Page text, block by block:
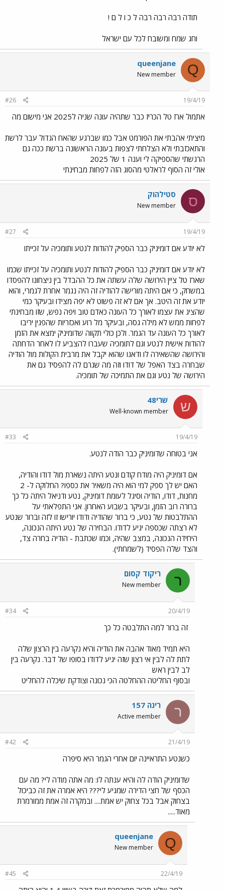
תודה רבה רבה רבה ל כ ו ל ם !
וחג שמח ומשובח לכל עם ישראל
Q
queenjane
New member
19/4/19
#26
אתמול ארז טל הכריז כבר שתהיה עונה שניה ל2025 אני מישום מה
מיציתי אהבתי את הפורמט אבל כמו שברגע שהאח הגדול עבר לרשת
והתאכזבתי ולא הצלחתי לצפות בעונה הראשונה ברשת ככה גם
הרגשתי שהספיקה לי וענה 1 של 2025
אולי זה הסוף לראלטי מהסוג הזה לפחות מבחינתי
ס סטילהוק
New member
19/4/19
#27
לא יודע אם דומיניק כבר הספיק להודות לנטע ותומכיה על זכייתו
לא יודע אם דומיניק כבר הספיק להודות לנטע ותומכיה על זכייתו שכמו
שארז טל ציין הירושה שלה עשתה את כל ההבדל בין ניצחונו להפסדו
במשחק, כי אם היתה מורישה להודיה זה היה נגמר אחרת לגמרי, והוא
יודע את זה היטב. אך אם לא זה פשוט לא יפה מצידו ובעיקר כמי
שהציג את עצמו לאורך כל העונה כאדם טוב ויפה נפש, שזו מבחינתי
לפחות ממש לא מילה גסה, ובעיקר מל רוע ואכזריות שהפגין יריבו
לאורך כל העונה עד הגמר. ולכן כולי תקווה שדומיניק ימצא את הזמן
להודות אישית לנטע וגם לתומכיה שעברו להצביע לו לאחר הדחתה
והירושה שהשאירה לו ודאגו שהוא יקבל את מרבית הקולות מול הודיה
שבחרה בצד האפל של דודו וזה מה שגרם לה להפסיד גם את
הירושה של נטע וגם את התמיכה של תומכיה.
ש שרי48
Well-known member
19/4/19
#33
אני בטוחה שדומיניק כבר הודה לנטע.
אם דומיניק היה מודח קודם ונטע היתה נשארת מול דודו והודיה,
האם יש לך ספק למי הוא היה משאיר את כספו? החלוקה ל- 2
מחנות, דודו, הודיה וסיגל לעומת דומיניק, נטע ודניאל היתה כל כך
ברורה רוב הזמן, ובעיקר בשבוע האחרון. אני התפלאתי על
ההתלבטות של נטע, כי ברור שהודיה ודודו יורישו זו לזה וברור שנטע
לא רצתה שכספה יגיע לדודו. הבחירה של נטע היתה הנכונה,
היחידה הנכונה, במצב שהיה, וכמו שכתבת - הודיה בחרה צד,
והצד שלה הפסיד (לשמחתי).
ר ריקוד קסום
New member
20/4/19
#34
זה ברור למה התלבטה כל כך
היא תמיד מאוד אהבה את הודיה והיא נקרעה בין הרצון שלה
לתת לה לבין אי רצון שזה יגיע לדודו בסופו של דבר. נקרעה בין
לב לבין ראש
ובסוף החליטה ההחלטה הכי נכונה וצודקת שיכלה להחליט
ר רינה 157
Active member
21/4/19
#42
כשנטע התראיינה יום אחרי הגמר היא סיפרה
שדומיניק הודה לה והיא ענתה לו: מה אתה מודה לי? מה עם
הכסף של חצי הדירה שמגיע לי??? היא אמרה את זה כביכול
בצחוק אבל בכל צחוק יש אמת.... ובמקרה זה אמת ממורמרת
מאוד.....
Q
queenjane
New member
22/4/19
#45